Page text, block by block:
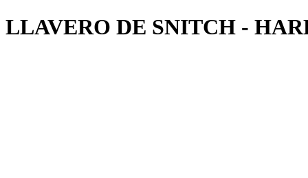
LLAVERO DE SNITCH -